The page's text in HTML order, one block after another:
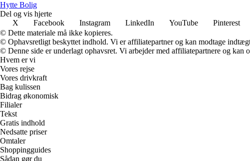
Hytte Bolig
Del og vis hjerte
X
Facebook Instagram LinkedIn YouTube Pinterest
© Dette materiale må ikke kopieres.
© Ophavsretligt beskyttet indhold. Vi er affiliatepartner og kan modtage
© Denne side er underlagt ophavsret. Vi arbejder med affiliatepartnere og
Hvem er vi
Vores rejse
Vores drivkraft
Bag kulissen
Bidrag økonomisk
Filialer
Tekst
Gratis indhold
Nedsatte priser
Omtaler
Shoppingguides
Sådan gør du